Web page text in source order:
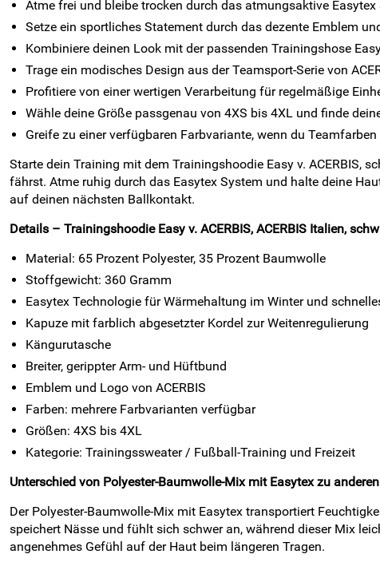
Atme frei und bleibe trocken durch das atmungsaktive
Setze ein sportliches Statement durch das dezente Emblem
Kombiniere deinen Look mit der passenden Trainingshose
Trage ein modisches Design aus der Teamsport-Serie von
Profitiere von einer wertigen Verarbeitung für regelmäßige
Wähle deine Größe passgenau von 4XS bis 4XL und finde
Greife zu einer verfügbaren Farbvariante, wenn du
Starte dein Training mit dem Trainingshoodie Easy v. ACERBIS,
fährst. Atme ruhig durch das Easytex System und halte deine
auf deinen nächsten Ballkontakt.
Details – Trainingshoodie Easy v. ACERBIS, ACERBIS Italien,
Material: 65 Prozent Polyester, 35 Prozent Baumwolle
Stoffgewicht: 360 Gramm
Easytex Technologie für Wärmehaltung im Winter und
Kapuze mit farblich abgesetzter Kordel zur Weitenregulierung
Kängurutasche
Breiter, gerippter Arm- und Hüftbund
Emblem und Logo von ACERBIS
Farben: mehrere Farbvarianten verfügbar
Größen: 4XS bis 4XL
Kategorie: Trainingssweater / Fußball-Training und Freizeit
Unterschied von Polyester-Baumwolle-Mix mit Easytex zu
Der Polyester-Baumwolle-Mix mit Easytex transportiert
speichert Nässe und fühlt sich schwer an, während dieser Mix
angenehmes Gefühl auf der Haut beim längeren Tragen.